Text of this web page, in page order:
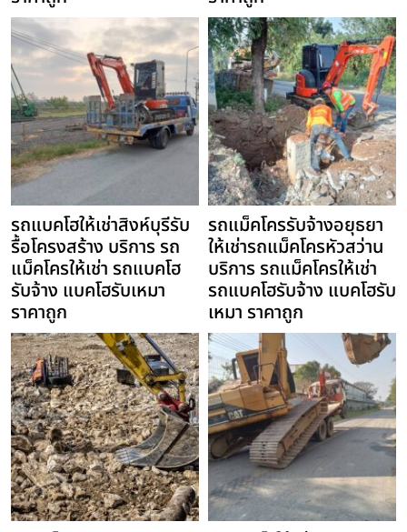
รถแบคโฮให้เช่าสิงห์บุรีรับ
รื้อโครงสร้าง บริการ รถ
แม็คโครให้เช่า รถแบคโฮ
รับจ้าง แบคโฮรับเหมา
ราคาถูก
รถแม็คโครรับจ้างอยุธยา
ให้เช่ารถแม็คโครหัวสว่าน
บริการ รถแม็คโครให้เช่า
รถแบคโฮรับจ้าง แบคโฮรับ
เหมา ราคาถูก